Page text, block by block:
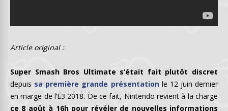
Article original :
Super Smash Bros Ultimate s’était fait plutôt discret
depuis sa première grande présentationle 12 juin dernier
en marge de l’E3 2018. De ce fait, Nintendo revient à la charge
ce 8 août à 16h pour révéler de nouvelles informations